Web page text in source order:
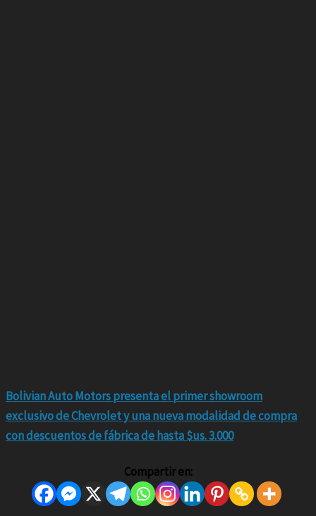
Bolivian Auto Motors presenta el primer showroom
exclusivo de Chevrolet y una nueva modalidad de compra
con descuentos de fábrica de hasta $us. 3.000
Compartir en: